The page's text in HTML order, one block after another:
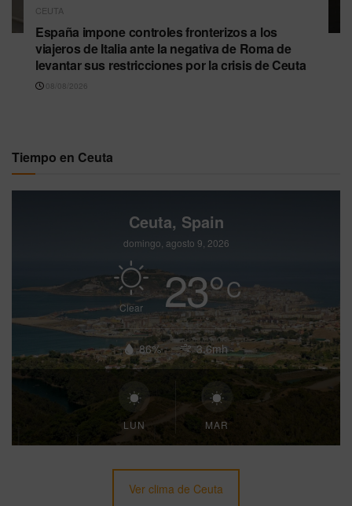
CEUTA
España impone controles fronterizos a los
viajeros de Italia ante la negativa de Roma de
levantar sus restricciones por la crisis de Ceuta
08/08/2026
Tiempo en Ceuta
Ceuta, Spain
domingo, agosto 9, 2026
Clear 23°C
86% 3.6mh
LUN MAR
Ver clima de Ceuta